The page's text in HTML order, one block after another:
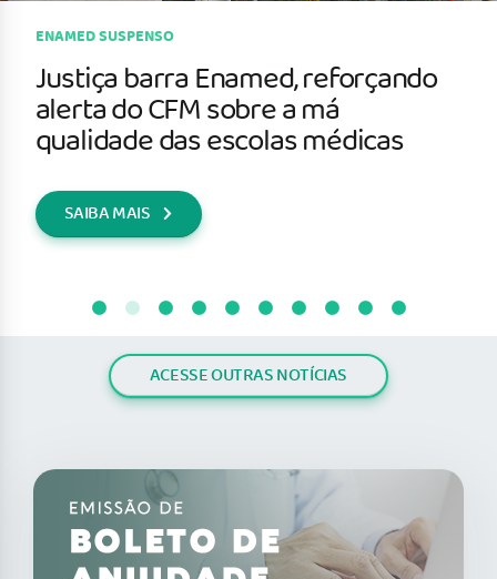
ENAMED SUSPENSO
Justiça barra Enamed, reforçando
alerta do CFM sobre a má
qualidade das escolas médicas
SAIBA MAIS
ACESSE OUTRAS NOTÍCIAS